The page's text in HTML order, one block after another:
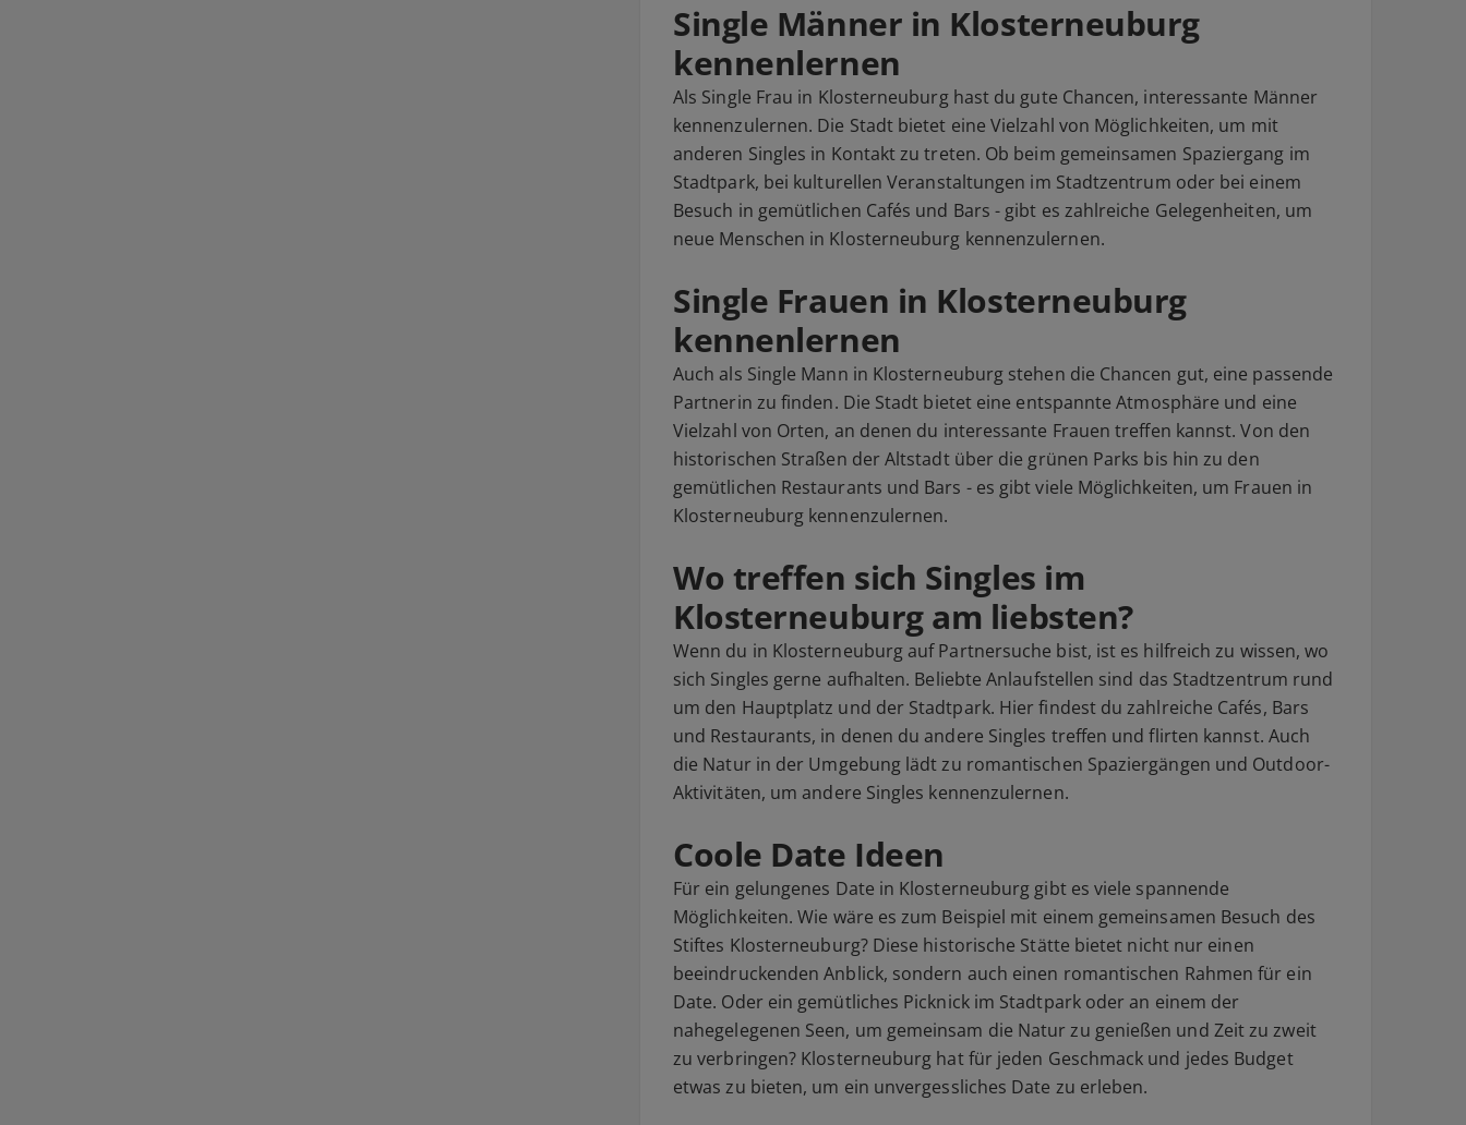
Single Männer in Klosterneuburg
kennenlernen
Als Single Frau in Klosterneuburg hast du gute Chancen, interessante Männer
kennenzulernen. Die Stadt bietet eine Vielzahl von Möglichkeiten, um mit
anderen Singles in Kontakt zu treten. Ob beim gemeinsamen Spaziergang im
Stadtpark, bei kulturellen Veranstaltungen im Stadtzentrum oder bei einem
Besuch in gemütlichen Cafés und Bars - gibt es zahlreiche Gelegenheiten, um
neue Menschen in Klosterneuburg kennenzulernen.
Single Frauen in Klosterneuburg
kennenlernen
Auch als Single Mann in Klosterneuburg stehen die Chancen gut, eine passende
Partnerin zu finden. Die Stadt bietet eine entspannte Atmosphäre und eine
Vielzahl von Orten, an denen du interessante Frauen treffen kannst. Von den
historischen Straßen der Altstadt über die grünen Parks bis hin zu den
gemütlichen Restaurants und Bars - es gibt viele Möglichkeiten, um Frauen in
Klosterneuburg kennenzulernen.
Wo treffen sich Singles im
Klosterneuburg am liebsten?
Wenn du in Klosterneuburg auf Partnersuche bist, ist es hilfreich zu wissen, wo
sich Singles gerne aufhalten. Beliebte Anlaufstellen sind das Stadtzentrum rund
um den Hauptplatz und der Stadtpark. Hier findest du zahlreiche Cafés, Bars
und Restaurants, in denen du andere Singles treffen und flirten kannst. Auch
die Natur in der Umgebung lädt zu romantischen Spaziergängen und Outdoor-
Aktivitäten, um andere Singles kennenzulernen.
Coole Date Ideen
Für ein gelungenes Date in Klosterneuburg gibt es viele spannende
Möglichkeiten. Wie wäre es zum Beispiel mit einem gemeinsamen Besuch des
Stiftes Klosterneuburg? Diese historische Stätte bietet nicht nur einen
beeindruckenden Anblick, sondern auch einen romantischen Rahmen für ein
Date. Oder ein gemütliches Picknick im Stadtpark oder an einem der
nahegelegenen Seen, um gemeinsam die Natur zu genießen und Zeit zu zweit
zu verbringen? Klosterneuburg hat für jeden Geschmack und jedes Budget
etwas zu bieten, um ein unvergessliches Date zu erleben.